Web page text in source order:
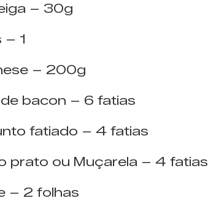
– 30g
– 1
– 200g
bacon – 6 fatias
fatiado – 4 fatias
prato ou Muçarela – 4 fatias
– 2 folhas